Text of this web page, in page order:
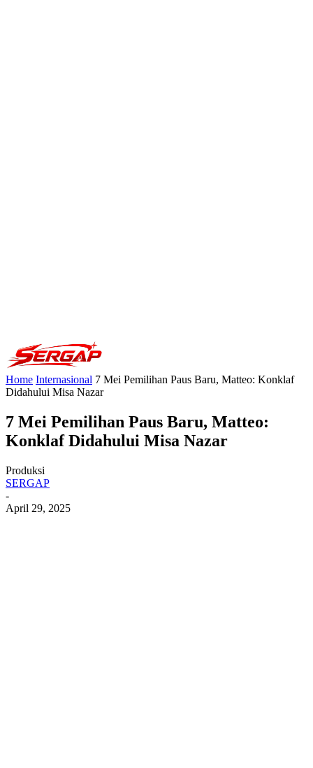
Home Internasional 7 Mei Pemilihan Paus Baru, Matteo: Konklaf
Didahului Misa Nazar
7 Mei Pemilihan Paus Baru, Matteo:
Konklaf Didahului Misa Nazar
Produksi
SERGAP
-
April 29, 2025